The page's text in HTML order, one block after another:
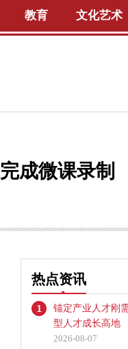
教育 文化艺术
成微课录制
热点资讯
1
锚定产业人才刚
型人才成长高地
2026-08-07